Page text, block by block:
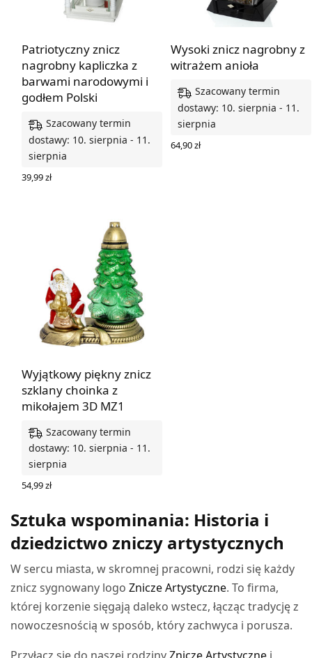
Patriotyczny znicz
nagrobny kapliczka z
barwami narodowymi i
godłem Polski
Szacowany termin
dostawy: 10. sierpnia - 11.
sierpnia
39,99zł
Wysoki znicz nagrobny z
witrażem anioła
Szacowany termin
dostawy: 10. sierpnia - 11.
sierpnia
64,90zł
Wyjątkowy piękny znicz
szklany choinka z
mikołajem 3D MZ1
Szacowany termin
dostawy: 10. sierpnia - 11.
sierpnia
54,99zł
Sztuka wspominania: Historia i
dziedzictwo zniczy artystycznych
W sercu miasta, w skromnej pracowni, rodzi się każdy
znicz sygnowany logoZnicze Artystyczne. To firma,
której korzenie sięgają daleko wstecz, łącząc tradycję z
nowoczesnością w sposób, który zachwyca i porusza.